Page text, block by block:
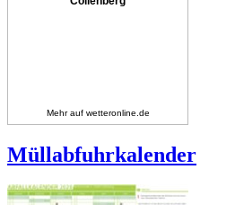
Mehr auf wetteronline.de
Müllabfuhrkalender